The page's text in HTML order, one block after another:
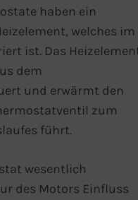
haben ein
welches im
ist. Das
dem
und erwärmt den
zum
führt.
wesentlich
des Motors Einfluss